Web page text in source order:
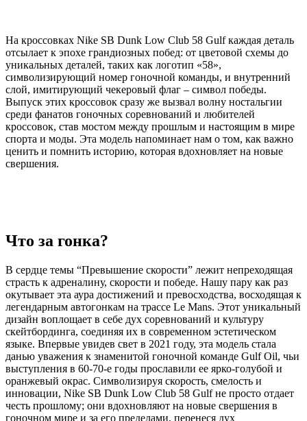
На кроссовках Nike SB Dunk Low Club 58 Gulf каждая деталь
отсылает к эпохе грандиозных побед: от цветовой схемы до
уникальных деталей, таких как логотип «58»,
символизирующий номер гоночной команды, и внутренний
слой, имитирующий чекеровый флаг – символ победы.
Выпуск этих кроссовок сразу же вызвал волну ностальгии
среди фанатов гоночных соревнований и любителей
кроссовок, став мостом между прошлым и настоящим в мире
спорта и моды. Эта модель напоминает нам о том, как важно
ценить и помнить историю, которая вдохновляет на новые
свершения.
Что за гонка?
В сердце темы “Превышение скорости” лежит непреходящая
страсть к адреналину, скорости и победе. Нашу пару как раз
окутывает эта аура достижений и превосходства, восходящая к
легендарным автогонкам на трассе Le Mans. Этот уникальный
дизайн воплощает в себе дух соревнований и культуру
скейтбординга, соединяя их в современном эстетическом
языке. Впервые увидев свет в 2021 году, эта модель стала
данью уважения к знаменитой гоночной команде Gulf Oil, чьи
выступления в 60-70-е годы прославили ее ярко-голубой и
оранжевый окрас. Символизируя скорость, смелость и
инновации, Nike SB Dunk Low Club 58 Gulf не просто отдает
честь прошлому; они вдохновляют на новые свершения в
гоночном мире и за его пределами, перенеся дух